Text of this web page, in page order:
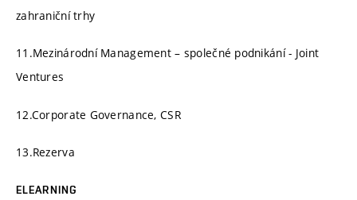
zahraniční trhy
11.Mezinárodní Management – společné podnikání - Joint
Ventures
12.Corporate Governance, CSR
13.Rezerva
ELEARNING